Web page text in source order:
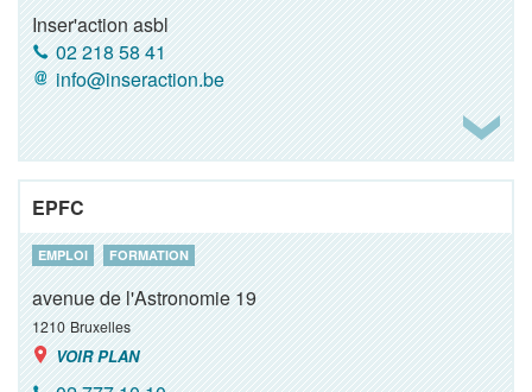
Inser'action asbl
02 218 58 41
info@inseraction.be
EPFC
EMPLOI FORMATION
avenue de l'Astronomie 19
1210 Bruxelles
VOIR PLAN